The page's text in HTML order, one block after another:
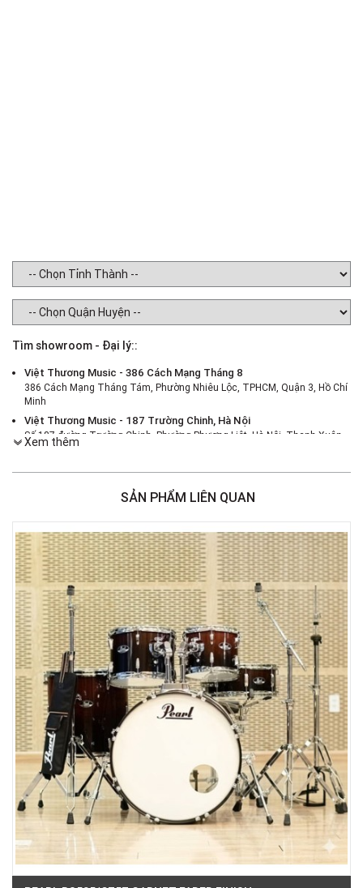
Tìm showroom - Đại lý::
Việt Thương Music - 386 Cách Mạng Tháng 8
386 Cách Mạng Tháng Tám, Phường Nhiêu Lộc, TPHCM, Quận 3, Hồ Chí
Minh
Việt Thương Music - 187 Trường Chinh, Hà Nội
Số 187 đường Trường Chinh, Phường Phương Liệt, Hà Nội, Thanh Xuân ,
Hà Nội
Việt Thương Music - Crescent Mall
Phường Tân Mỹ, TPHCM, Quận 7, Hồ Chí Minh
Việt Thương Music - 180 Võ Thị Sáu
180B Võ Thị Sáu, Phường Xuân Hòa, TPHCM, Quận 3, Hồ Chí Minh
Việt Thương Music - 369 Điện Biên Phủ
369 Điện Biên Phủ, Phường Bàn Cờ, TPHCM, Quận 3, Hồ Chí Minh
Việt Thương Music - 102Q An Dương Vương
102Q Đường An Dương Vương, Phường An Đông, TPHCM, Quận 5, Hồ Chí
Minh
Việt Thương Music - 49E Phan Đăng Lưu
49E Phan Đăng Lưu, Phường Bình Thạnh, TPHCM, Quận Bình Thạnh, Hồ
Chí Minh
Việt Thương Music - Phường Gò Vấp
11 Đường số 3, Khu dân cư Cityland Park Hill, Phường Gò Vấp, TPHCM,
Quận Gò Vấp, Hồ Chí Minh
Việt Thương Music - 12 Quốc Hương
Tầng G, Tòa nhà Thảo Điền Pearl, 12 Quốc Hương, Phường An Khánh,
TPHCM, Quận 2, Hồ Chí Minh
Việt Thương Music - 442 Lũy Bán Bích
442 Lũy Bán Bích, Phường Tân Phú, TPHCM, Quận Tân Phú, Hồ Chí Minh
Việt Thương Music - Thanh Khê
344 Nguyễn Văn Linh, Phường Thanh Khê, Đà Nẵng, Thanh Khê, Đà Nẵng
Việt Thương Music - 357 Cộng Hòa
Xem thêm
SẢN PHẨM LIÊN QUAN